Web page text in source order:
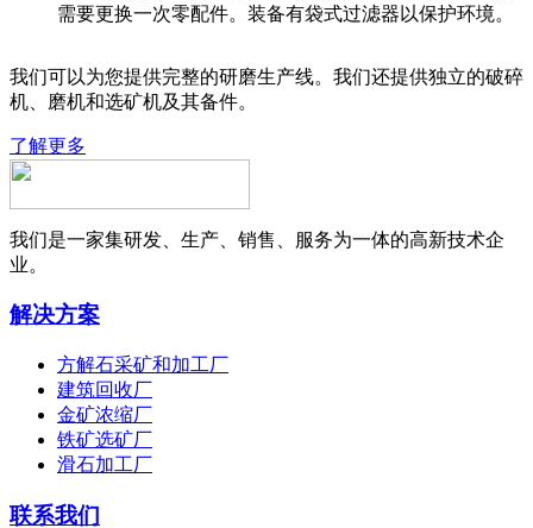
需要更换一次零配件。装备有袋式过滤器以保护环境。
我们可以为您提供完整的研磨生产线。我们还提供独立的破碎
机、磨机和选矿机及其备件。
了解更多
我们是一家集研发、生产、销售、服务为一体的高新技术企
业。
解决方案
方解石采矿和加工厂
建筑回收厂
金矿浓缩厂
铁矿选矿厂
滑石加工厂
联系我们